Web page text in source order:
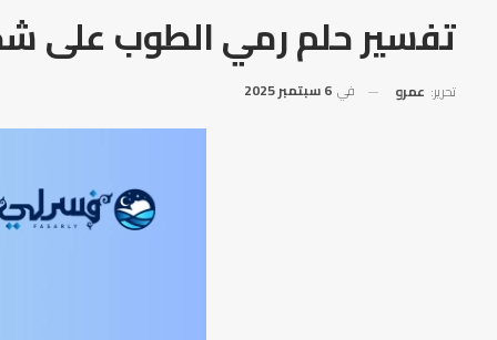
تفسير حلم رمي الطوب
تحرير: عمرو في 6 سبتمبر 2025